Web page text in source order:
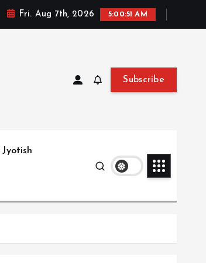
Fri. Aug 7th, 2026 5:00:52 AM
Subscribe
Jyotish